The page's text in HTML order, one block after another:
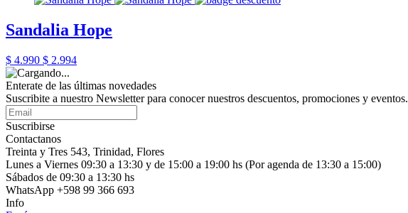
Sandalia Hope
$ 4.990 $ 2.994
Enterate de las últimas novedades
Suscribite a nuestro Newsletter para conocer nuestros descuentos, promociones y eventos.
Suscribirse
Contactanos
Treinta y Tres 543, Trinidad, Flores
Lunes a Viernes 09:30 a 13:30 y de 15:00 a 19:00 hs (Por agenda de 13:30 a 15:00)
Sábados de 09:30 a 13:30 hs
WhatsApp +598 99 366 693
Info